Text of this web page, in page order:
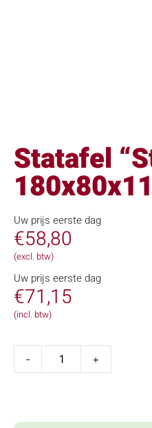
Statafel
Uw prijs eerste dag
€58,80
(excl. btw)
Uw prijs eerste dag
€71,15
(incl. btw)
- +